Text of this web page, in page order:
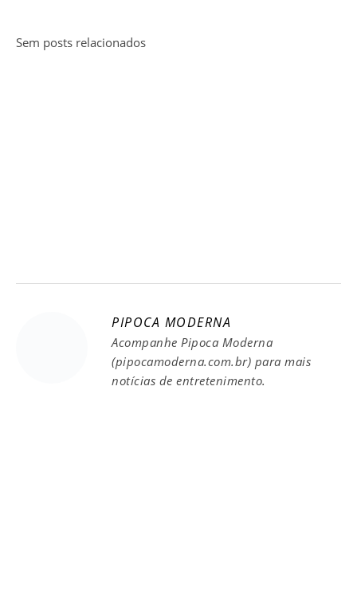
Sem posts relacionados
PIPOCA MODERNA
Acompanhe Pipoca Moderna
(pipocamoderna.com.br) para mais
notícias de entretenimento.